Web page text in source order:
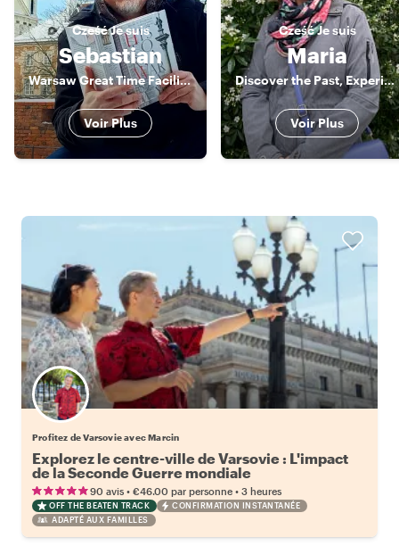
CześćJe suis
Sebastian
Warsaw Great Time Facilitator
Voir Plus
CześćJe suis
Maria
Discover the Past, Experience the Present.
Voir Plus
Profitez de Varsovie avec Marcin
Explorez le centre-ville de Varsovie : L'impact
de la Seconde Guerre mondiale
90 avis • €46.00 par personne • 3 heures
OFF THE BEATEN TRACK
CONFIRMATION INSTANTANÉE
ADAPTÉ AUX FAMILLES